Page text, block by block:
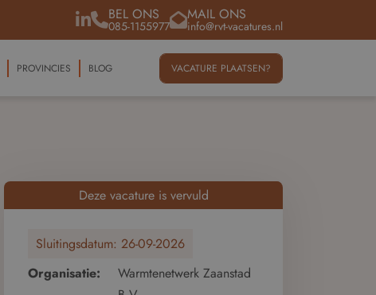
BEL ONS
085-1155977
MAIL ONS
info@rvt-vacatures.nl
PROVINCIES BLOG VACATURE PLAATSEN?
Deze vacature is vervuld
Sluitingsdatum:26-09-2026
Organisatie:
Warmtenetwerk Zaanstad